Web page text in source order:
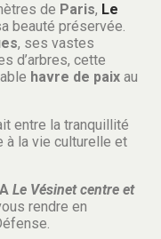
de Paris, Le
beauté préservée.
, ses vastes
d’arbres, cette
havre de paix au
entre la tranquillité
à la vie culturelle et
Le Vésinet centre et
rendre en